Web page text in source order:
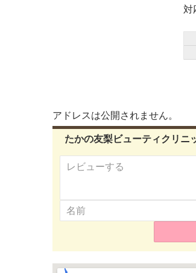
対
アドレスは公開されません。
たかの友梨ビューティクリニ